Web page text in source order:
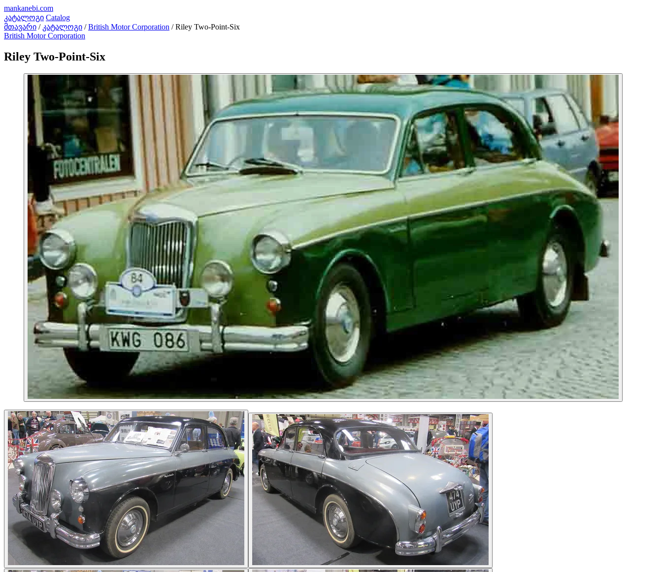
mankanebi.com
კატალოგი Catalog
მთავარი / კატალოგი / British Motor Corporation / Riley Two-Point-Six
British Motor Corporation
Riley Two-Point-Six